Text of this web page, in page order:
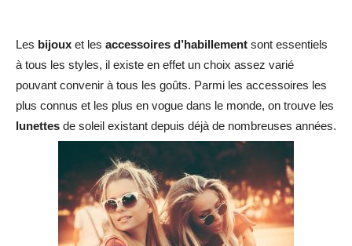
Les bijoux et les accessoires d’habillement sont essentiels
à tous les styles, il existe en effet un choix assez varié
pouvant convenir à tous les goûts. Parmi les accessoires les
plus connus et les plus en vogue dans le monde, on trouve les
lunettes de soleil existant depuis déjà de nombreuses années.